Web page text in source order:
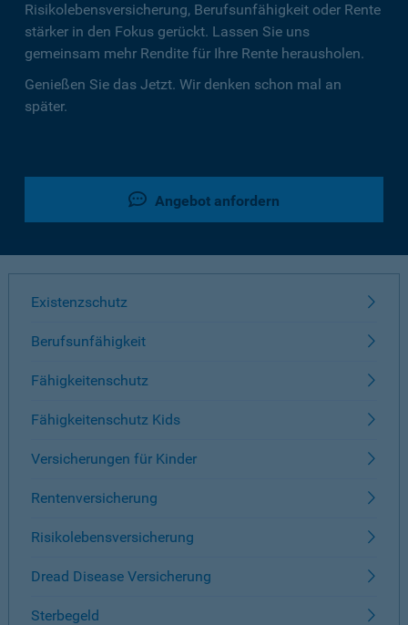
Risikolebensversicherung, Berufsunfähigkeit oder Rente
stärker in den Fokus gerückt. Lassen Sie uns
gemeinsam mehr Rendite für Ihre Rente herausholen.
Genießen Sie das Jetzt. Wir denken schon mal an
später.
Angebot anfordern
Existenzschutz
Berufsunfähigkeit
Fähigkeitenschutz
Fähigkeitenschutz Kids
Versicherungen für Kinder
Rentenversicherung
Risikolebensversicherung
Dread Disease Versicherung
Sterbegeld